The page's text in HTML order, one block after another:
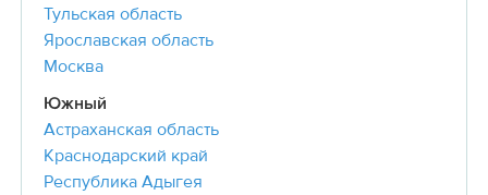
Тульская область
Ярославская область
Москва
Южный
Астраханская область
Краснодарский край
Республика Адыгея